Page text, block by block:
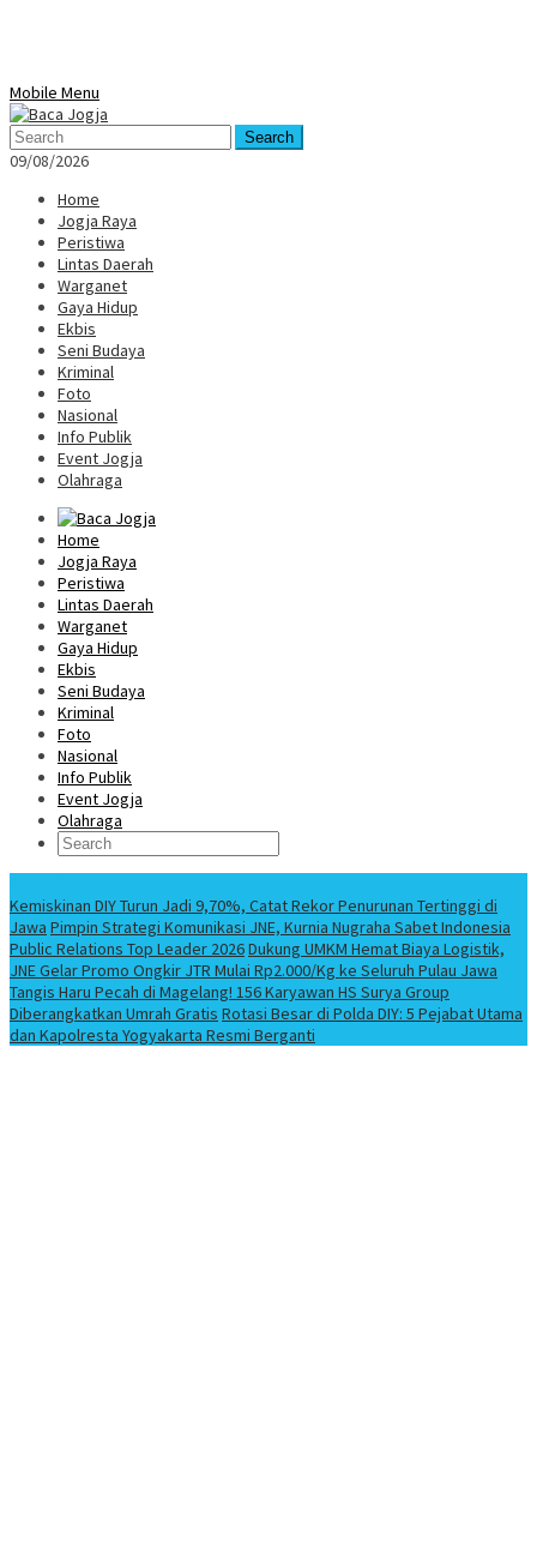
Mobile Menu
Search
09/08/2026
Home
Jogja Raya
Peristiwa
Lintas Daerah
Warganet
Gaya Hidup
Ekbis
Seni Budaya
Kriminal
Foto
Nasional
Info Publik
Event Jogja
Olahraga
Home
Jogja Raya
Peristiwa
Lintas Daerah
Warganet
Gaya Hidup
Ekbis
Seni Budaya
Kriminal
Foto
Nasional
Info Publik
Event Jogja
Olahraga
Kemiskinan DIY Turun Jadi 9,70%, Catat Rekor Penurunan Tertinggi di
Jawa Pimpin Strategi Komunikasi JNE, Kurnia Nugraha Sabet Indonesia
Public Relations Top Leader 2026Dukung UMKM Hemat Biaya Logistik,
JNE Gelar Promo Ongkir JTR Mulai Rp2.000/Kg ke Seluruh Pulau Jawa
Tangis Haru Pecah di Magelang! 156 Karyawan HS Surya Group
Diberangkatkan Umrah Gratis Rotasi Besar di Polda DIY: 5 Pejabat Utama
dan Kapolresta Yogyakarta Resmi Berganti